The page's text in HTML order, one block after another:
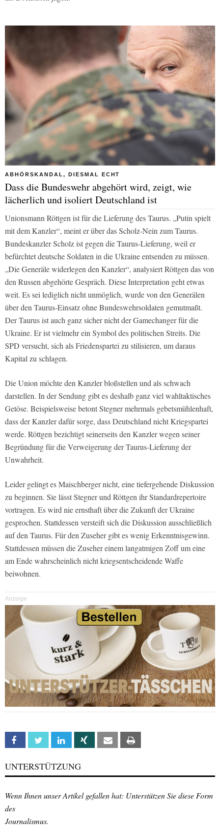
ABHÖRSKANDAL, DIESMAL ECHT
Dass die Bundeswehr abgehört wird, zeigt, wie
lächerlich und isoliert Deutschland ist
Unionsmann Röttgen ist für die Lieferung des Taurus. „Putin spielt
mit dem Kanzler“, meint er über das Scholz-Nein zum Taurus.
Bundeskanzler Scholz ist gegen die Taurus-Lieferung, weil er
befürchtet deutsche Soldaten in die Ukraine entsenden zu müssen.
„Die Generäle widerlegen den Kanzler“, analysiert Röttgen das von
den Russen abgehörte Gespräch. Diese Interpretation geht etwas
weit. Es sei lediglich nicht unmöglich, wurde von den Generälen
über den Taurus-Einsatz ohne Bundeswehrsoldaten gemutmaßt.
Der Taurus ist auch ganz sicher nicht der Gamechanger für die
Ukraine. Er ist vielmehr ein Symbol des politischen Streits. Die
SPD versucht, sich als Friedenspartei zu stilisieren, um daraus
Kapital zu schlagen.
Die Union möchte den Kanzler bloßstellen und als schwach
darstellen. In der Sendung gibt es deshalb ganz viel wahltaktisches
Getöse. Beispielsweise betont Stegner mehrmals gebetsmühlenhaft,
dass der Kanzler dafür sorge, dass Deutschland nicht Kriegspartei
werde. Röttgen bezichtigt seinerseits den Kanzler wegen seiner
Begründung für die Verweigerung der Taurus-Lieferung der
Unwahrheit.
Leider gelingt es Maischberger nicht, eine tiefergehende Diskussion
zu beginnen. Sie lässt Stegner und Röttgen ihr Standardrepertoire
vortragen. Es wird nie ernsthaft über die Zukunft der Ukraine
gesprochen. Stattdessen versteift sich die Diskussion ausschließlich
auf den Taurus. Für den Zuseher gibt es wenig Erkenntnisgewinn.
Stattdessen müssen die Zuseher einem langatmigen Zoff um eine
am Ende wahrscheinlich nicht kriegsentscheidende Waffe
beiwohnen.
Anzeige
Facebook Twitter Linkedin Xing Email
UNTERSTÜTZUNG
Wenn Ihnen unser Artikel gefallen hat: Unterstützen Sie diese Form
des
Journalismus.